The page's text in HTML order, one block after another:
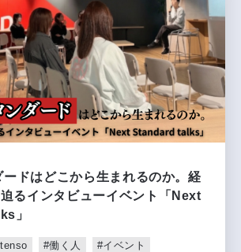
ドはどこから生まれるのか。経
るインタビューイベント「Next
」
#働く人 #イベント